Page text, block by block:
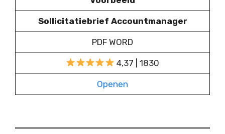
Sollicitatiebrief Accountmanager
PDF WORD
4,37 | 1830
Openen